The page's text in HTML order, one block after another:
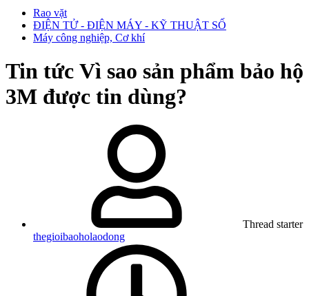
Rao vặt
ĐIỆN TỬ - ĐIỆN MÁY - KỸ THUẬT SỐ
Máy công nghiệp, Cơ khí
Tin tức Vì sao sản phẩm bảo hộ
3M được tin dùng?
Thread starter
thegioibaoholaodong